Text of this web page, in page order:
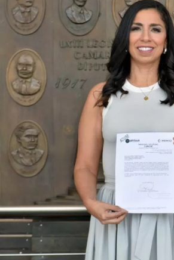
Durante su encargo en la Cámara Alta,
su agenda legislativa en iniciativas
robustecer el desarrollo económico,
turística y la equidad social. Sin
coyuntura actual exige priorizar la
para asegurar la continuidad del
región sureste del país.
Con esta determinación, el senador
decisiva en su trayectoria pública,
estrategia de cercanía ciudadana. Su
Roo busca garantizar la cohesión de
izquierda de cara a los próximos
institucional se procesará conforme a
establecidos, manteniendo la
representación parlamentaria del
Fuente: 5to Poder Agencia de Noticias